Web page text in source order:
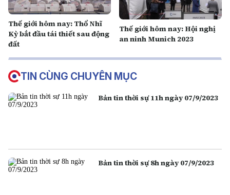
Thế giới hôm nay: Thổ Nhĩ
Kỳ bắt đầu tái thiết sau động
đất
Thế giới hôm nay: Hội nghị
an ninh Munich 2023
TIN CÙNG CHUYÊN MỤC
Bản tin thời sự 11h ngày 07/9/2023
Bản tin thời sự 8h ngày 07/9/2023